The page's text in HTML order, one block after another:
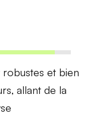
et bien
allant de la